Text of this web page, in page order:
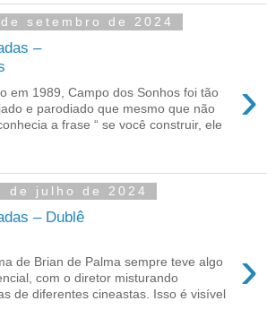
setembro de 2024
–
›
em 1989, Campo dos Sonhos foi tão
e parodiado que mesmo que não
a frase “ se você construir, ele
de julho de 2024
– Dublê
›
de Brian de Palma sempre teve algo
com o diretor misturando
de diferentes cineastas. Isso é visível